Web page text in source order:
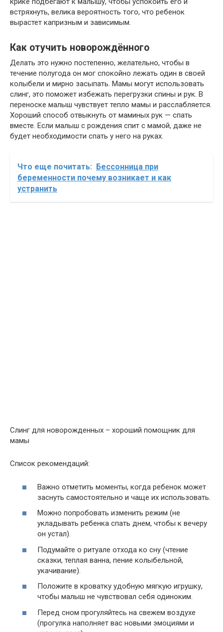
встряхнуть, велика вероятность того, что ребенок
вырастет капризным и зависимым.
Как отучить новорождённого
Делать это нужно постепенно, желательно, чтобы в
течение полугода он мог спокойно лежать один в своей
колыбели и мирно засыпать. Мамы могут использовать
слинг, это поможет избежать перегрузки спины и рук. В
переноске малыш чувствует тепло мамы и расслабляется.
Хороший способ отвыкнуть от маминых рук — спать
вместе. Если малыш с рождения спит с мамой, даже не
будет необходимости спать у него на руках.
Что еще почитать: Бессонница при
беременности почему возникает и как
устранить
Слинг для новорожденных – хороший помощник для
мамы
Список рекомендаций:
Важно отметить моменты, когда ребенок может
заснуть самостоятельно и чаще их использовать.
Можно попробовать изменить режим (не
укладывать ребенка спать днем, чтобы к вечеру
он устал).
Подумайте о ритуале отхода ко сну (чтение
сказки, теплая ванна, пение колыбельной,
укачивание).
Положите в кроватку удобную мягкую игрушку,
чтобы малыш не чувствовал себя одиноким.
Перед сном прогуляйтесь на свежем воздухе
(прогулка наполняет вас новыми эмоциями и